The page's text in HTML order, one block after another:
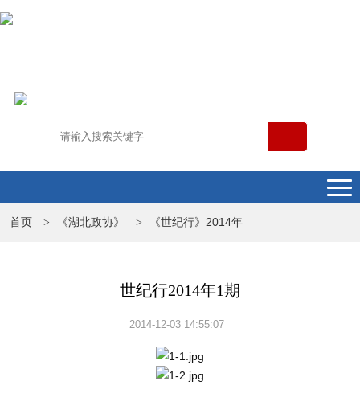
首页 > 《湖北政协》 > 《世纪行》2014年
世纪行2014年1期
2014-12-03 14:55:07